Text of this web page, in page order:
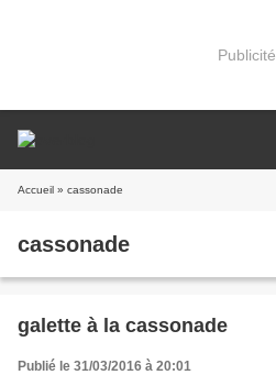
Publicité
Accueil » cassonade
cassonade
galette à la cassonade
Publié le 31/03/2016 à 20:01